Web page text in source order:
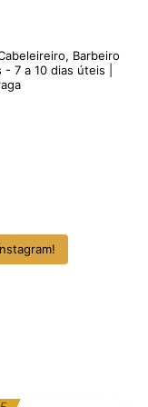
Barbeiro
7 a 10 dias úteis |